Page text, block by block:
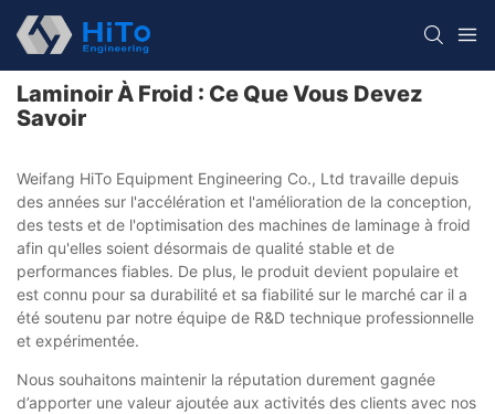
Laminoir À Froid : Ce Que Vous Devez
Savoir
Weifang HiTo Equipment Engineering Co., Ltd travaille depuis
des années sur l'accélération et l'amélioration de la conception,
des tests et de l'optimisation des machines de laminage à froid
afin qu'elles soient désormais de qualité stable et de
performances fiables. De plus, le produit devient populaire et
est connu pour sa durabilité et sa fiabilité sur le marché car il a
été soutenu par notre équipe de R&D technique professionnelle
et expérimentée.
Nous souhaitons maintenir la réputation durement gagnée
d’apporter une valeur ajoutée aux activités des clients avec nos